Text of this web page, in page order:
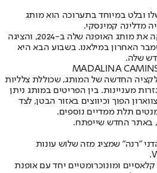
ובלט במיוחד בתערוכה הוא מותג
מדלינה קמינסקי.
מדובר במעצבת צעירה שהשיקה את מותג האופנה שלה ב-2024, והציגה
האחרון במילאנו. בשבוע הבא היא
שלה.
החדשה של המותג, שכוללת צלליות
מעניינות. בין הפריטים במותג ניתן
הפוך וכיווצים באזור הבטן, לצד
תלת ממדיים נוספים.
באתר החדש שייפתח.
״רנה״ שמציג מזה שלוש עונות
ומונוכרומטיים יחד עם אופנת